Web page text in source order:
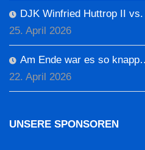
DJK Winfried Huttrop II
25. April 2026
Am Ende war es so
22. April 2026
UNSERE SPONSOREN